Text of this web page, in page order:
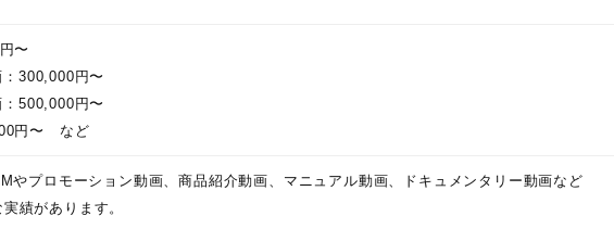
〜
300,000円〜
500,000円〜
円〜 など
やプロモーション動画、商品紹介動画、マニュアル動画、ドキュメンタリー動画など
績があります。